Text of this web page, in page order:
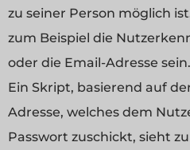
zu seiner Person möglich
zum Beispiel die
oder die Email-Adresse sein.
Ein Skript, basierend auf
Adresse, welches dem
Passwort zuschickt, sieht